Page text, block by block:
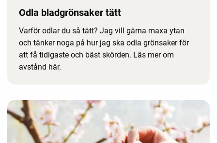
Odla bladgrönsaker tätt
Varför odlar du så tätt? Jag vill gärna maxa ytan
och tänker noga på hur jag ska odla grönsaker för
att få tidigaste och bäst skörden. Läs mer om
avstånd här.